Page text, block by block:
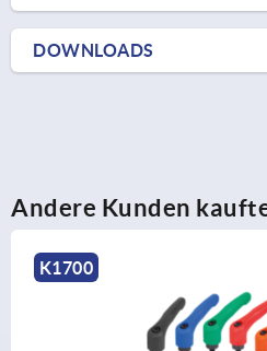
DOWNLOADS
Andere Kunden